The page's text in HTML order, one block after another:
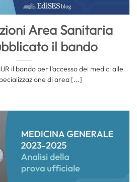
Area Sanitaria
il bando
il bando per l’accesso dei medici alle
di area [...]